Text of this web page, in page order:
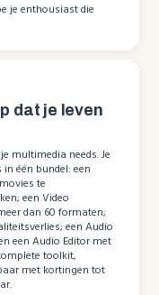
je enthousiast die
dat je leven
multimedia needs. Je
één bundel: een
te
een Video
dan 60 formaten;
een Audio
een Audio Editor met
toolkit,
met kortingen tot